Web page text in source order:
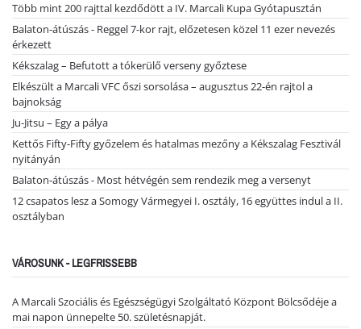
Több mint 200 rajttal kezdődött a IV. Marcali Kupa Gyótapusztán
Balaton-átúszás - Reggel 7-kor rajt, előzetesen közel 11 ezer nevezés
érkezett
Kékszalag – Befutott a tókerülő verseny győztese
Elkészült a Marcali VFC őszi sorsolása – augusztus 22-én rajtol a
bajnokság
Ju-Jitsu – Egy a pálya
Kettős Fifty-Fifty győzelem és hatalmas mezőny a Kékszalag Fesztivál
nyitányán
Balaton-átúszás - Most hétvégén sem rendezik meg a versenyt
12 csapatos lesz a Somogy Vármegyei I. osztály, 16 együttes indul a II.
osztályban
VÁROSUNK - LEGFRISSEBB
A Marcali Szociális és Egészségügyi Szolgáltató Központ Bölcsődéje a
mai napon ünnepelte 50. születésnapját.